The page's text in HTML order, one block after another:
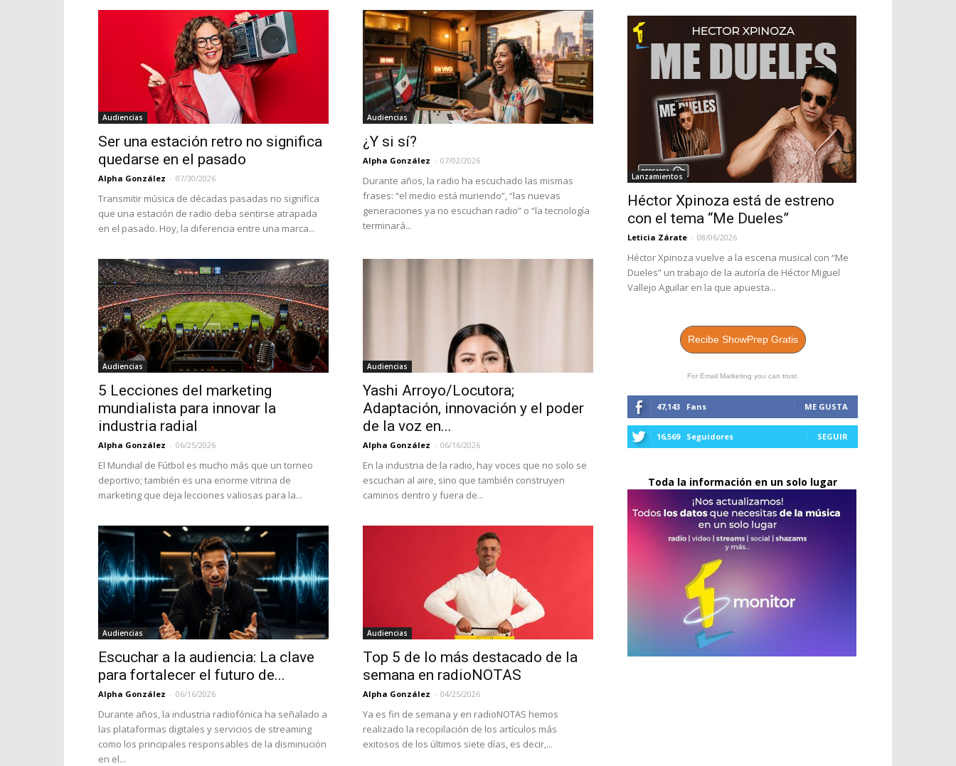
Audiencias
Ser una estación retro no significa
quedarse en el pasado
Alpha González - 07/30/2026
Transmitir música de décadas pasadas no significa
que una estación de radio deba sentirse atrapada
en el pasado. Hoy, la diferencia entre una marca...
Audiencias
¿Y si sí?
Alpha González - 07/02/2026
Durante años, la radio ha escuchado las mismas
frases: “el medio está muriendo”, “las nuevas
generaciones ya no escuchan radio” o “la tecnología
terminará...
Audiencias
5 Lecciones del marketing
mundialista para innovar la
industria radial
Alpha González - 06/25/2026
El Mundial de Fútbol es mucho más que un torneo
deportivo; también es una enorme vitrina de
marketing que deja lecciones valiosas para la...
Audiencias
Yashi Arroyo/Locutora;
Adaptación, innovación y el poder
de la voz en...
Alpha González - 06/16/2026
En la industria de la radio, hay voces que no solo se
escuchan al aire, sino que también construyen
caminos dentro y fuera de...
Audiencias
Escuchar a la audiencia: La clave
para fortalecer el futuro de...
Alpha González - 06/16/2026
Durante años, la industria radiofónica ha señalado a
las plataformas digitales y servicios de streaming
como los principales responsables de la disminución
en el...
Audiencias
Top 5 de lo más destacado de la
semana en radioNOTAS
Alpha González - 04/25/2026
Ya es fin de semana y en radioNOTAS hemos
realizado la recopilación de los artículos más
exitosos de los últimos siete días, es decir,...
Lanzamientos
Héctor Xpinoza está de estreno
con el tema “Me Dueles”
Leticia Zárate - 08/06/2026
Héctor Xpinoza vuelve a la escena musical con “Me
Dueles” un trabajo de la autoría de Héctor Miguel
Vallejo Aguilar en la que apuesta...
Recibe ShowPrep Gratis
For Email Marketing you can trust.
47,143 Fans ME GUSTA
16,569 Seguidores SEGUIR
Toda la información en un solo lugar